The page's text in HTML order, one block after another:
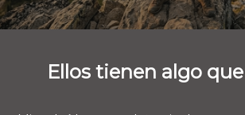
Ellos tienen algo